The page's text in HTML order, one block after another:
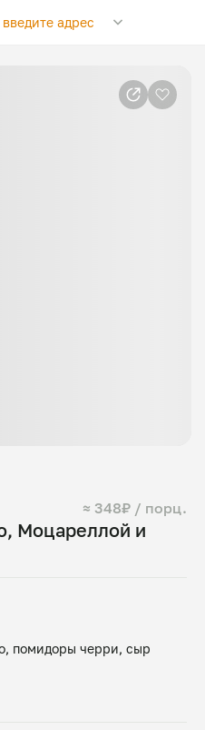
введите адрес
Моцареллой и
≈ 348₽ / порц.
помидоры черри, сыр